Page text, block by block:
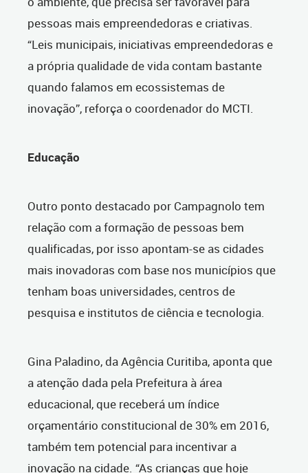
pessoas mais empreendedoras e criativas.
“Leis municipais, iniciativas empreendedoras e
a própria qualidade de vida contam bastante
quando falamos em ecossistemas de
inovação”, reforça o coordenador do MCTI.
Educação
Outro ponto destacado por Campagnolo tem
relação com a formação de pessoas bem
qualificadas, por isso apontam-se as cidades
mais inovadoras com base nos municípios que
tenham boas universidades, centros de
pesquisa e institutos de ciência e tecnologia.
Gina Paladino, da Agência Curitiba, aponta que
a atenção dada pela Prefeitura à área
educacional, que receberá um índice
orçamentário constitucional de 30% em 2016,
também tem potencial para incentivar a
inovação na cidade. “As crianças que hoje